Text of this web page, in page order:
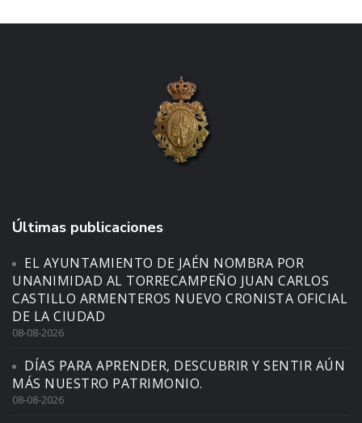
Últimas publicaciones
EL AYUNTAMIENTO DE JAÉN NOMBRA POR
UNANIMIDAD AL TORRECAMPEÑO JUAN CARLOS
CASTILLO ARMENTEROS NUEVO CRONISTA OFICIAL
DE LA CIUDAD
08-08-2026
DÍAS PARA APRENDER, DESCUBRIR Y SENTIR AÚN
MÁS NUESTRO PATRIMONIO.
08-08-2026